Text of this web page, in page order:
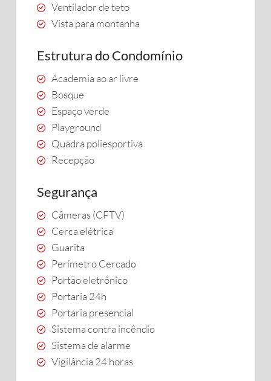
Ventilador de teto
Vista para montanha
Estrutura do Condomínio
Academia ao ar livre
Bosque
Espaço verde
Playground
Quadra poliesportiva
Recepção
Segurança
Câmeras (CFTV)
Cerca elétrica
Guarita
Perímetro Cercado
Portão eletrônico
Portaria 24h
Portaria presencial
Sistema contra incêndio
Sistema de alarme
Vigilância 24 horas